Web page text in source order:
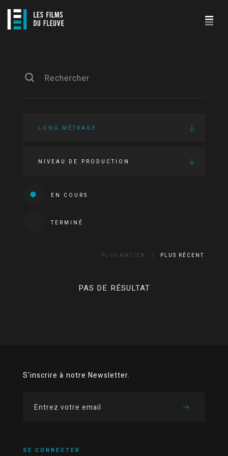
LONG MÉTRAGE
NIVEAU DE PRODUCTION
EN COURS
TERMINÉ
PLUS ANCIEN PLUS RÉCENT
PAS DE RÉSULTAT
S'inscrire à notre Newsletter.
SE CONNECTER